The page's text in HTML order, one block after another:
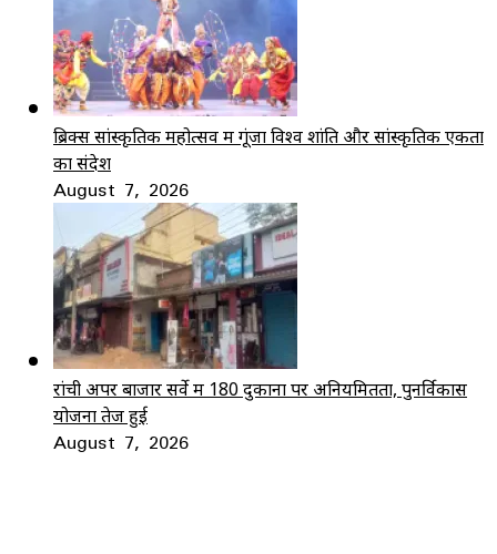
ब्रिक्स सांस्कृतिक महोत्सव में गूंजा विश्व शांति और सांस्कृतिक एकता
का संदेश
August 7, 2026
रांची अपर बाजार सर्वे में 180 दुकानों पर अनियमितता, पुनर्विकास
योजना तेज हुई
August 7, 2026